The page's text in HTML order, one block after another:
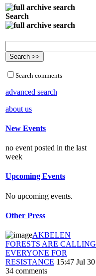
Search
Search comments
advanced search
about us
New Events
no event posted in the last
week
Upcoming Events
No upcoming events.
Other Press
AKBELEN
FORESTS ARE CALLING
EVERYONE FOR
RESISTANCE 15:47 Jul 30
34 comments